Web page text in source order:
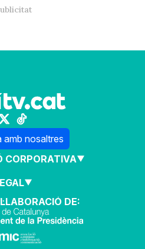
amb nosaltres
CORPORATIVA
DE: